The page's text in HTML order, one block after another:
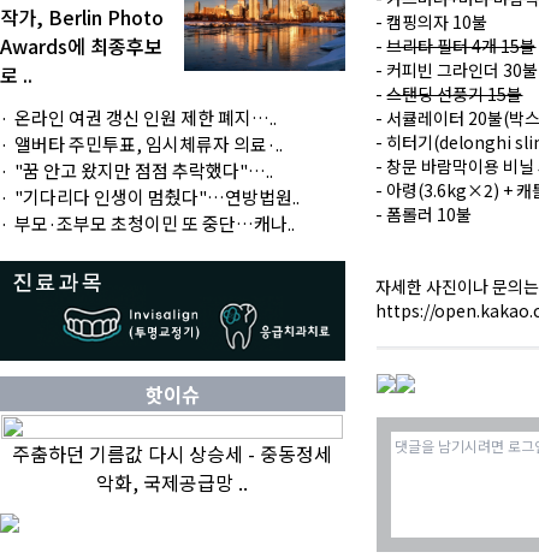
작가, Berlin Photo
Awards에 최종후보
로 ..
온라인 여권 갱신 인원 제한 폐지…..
앨버타 주민투표, 임시체류자 의료·..
"꿈 안고 왔지만 점점 추락했다"…..
"기다리다 인생이 멈췄다"…연방법원..
부모·조부모 초청이민 또 중단…캐나..
핫이슈
주춤하던 기름값 다시 상승세 - 중동정세
악화, 국제공급망 ..
- 캠핑의자 10불
-브리타 필터 4개 15불
- 커피빈 그라인더 30불
-스탠딩 선풍기 15불
- 서큘레이터 20불(박
- 히터기(delonghi
- 창문 바람막이용 비
- 아령(3.6kg×2) + 캐
- 폼롤러 10불
자세한 사진이나 문의
https://